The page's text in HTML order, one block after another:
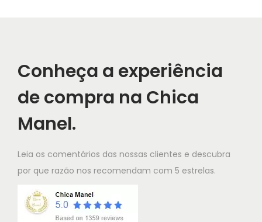
t
h
s
u
l
t
i
Conheça a experiência
de compra na Chica
Manel.
Leia os comentários das nossas clientes e descubra
por que razão nos recomendam com 5 estrelas.